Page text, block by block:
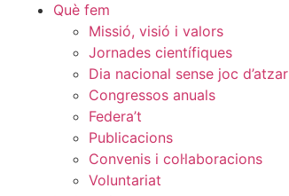
Què fem
Missió, visió i valors
Jornades científiques
Dia nacional sense joc d’atzar
Congressos anuals
Federa’t
Publicacions
Convenis i col·laboracions
Voluntariat